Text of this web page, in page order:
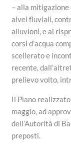
– alla
alvei fluviali,
alluvioni, e al
corsi d’acqua
scellerato e
recente,
prelievo volto,
Il Piano
maggio, ad
dell’Autorità di
preposti.